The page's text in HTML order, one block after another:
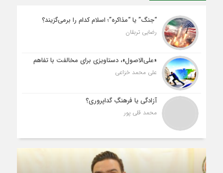
“جنگ” یا “مذاکره”؛ اسلام کدام را برمی‌گزیند؟
رضایی تربقان
«علی‌الاصول»، دستاویزی برای مخالفت با تفاهم
علی محمد خزاعی
آزادگی یا فرهنگِ گداپروری؟
محمد قلی پور